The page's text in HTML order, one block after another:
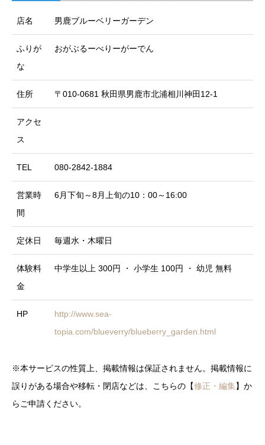
店名 男鹿ブルーベリーガーデン
ふりが
な
おがぶるーべりーがーでん
住所 〒010-0681 秋田県男鹿市北浦相川神田12-1
アクセ
ス
TEL 080-2842-1884
営業時
間
6月下旬～8月上旬の10：00～16:00
定休日 毎週水・木曜日
体験料
金
中学生以上 300円 ・ 小学生 100円 ・ 幼児 無料
HP
http://www.sea-
topia.com/blueverry/blueberry_garden.html
※本サービスの性質上、掲載情報は保証されません。掲載情報に
誤りがある場合や移転・閉店などは、こちらの【修正・編集】か
らご申請ください。